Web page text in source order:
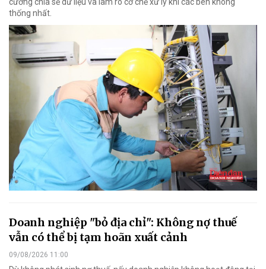
cường chia sẻ dữ liệu và làm rõ cơ chế xử lý khi các bên không
thống nhất.
Doanh nghiệp "bỏ địa chỉ": Không nợ thuế
vẫn có thể bị tạm hoãn xuất cảnh
09/08/2026 11:00